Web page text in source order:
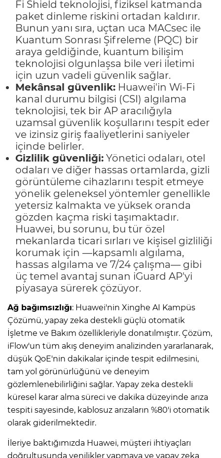
Fi Shield teknolojisi, fiziksel katmanda
paket dinleme riskini ortadan kaldırır.
Bunun yanı sıra, uçtan uca MACsec ile
Kuantum Sonrası Şifreleme (PQC) bir
araya geldiğinde, kuantum bilişim
teknolojisi olgunlaşsa bile veri iletimi
için uzun vadeli güvenlik sağlar.
Mekânsal güvenlik: Huawei'in Wi-Fi
kanal durumu bilgisi (CSI) algılama
teknolojisi, tek bir AP aracılığıyla
uzamsal güvenlik koşullarını tespit eder
ve izinsiz giriş faaliyetlerini saniyeler
içinde belirler.
Gizlilik güvenliği: Yönetici odaları, otel
odaları ve diğer hassas ortamlarda, gizli
görüntüleme cihazlarını tespit etmeye
yönelik geleneksel yöntemler genellikle
yetersiz kalmakta ve yüksek oranda
gözden kaçma riski taşımaktadır.
Huawei, bu sorunu, bu tür özel
mekanlarda ticari sırları ve kişisel gizliliği
korumak için —kapsamlı algılama,
hassas algılama ve 7/24 çalışma— gibi
üç temel avantaj sunan iGuard AP'yi
piyasaya sürerek çözüyor.
Ağ bağımsızlığı: Huawei'nin Xinghe AI Kampüs
Çözümü, yapay zeka destekli güçlü otomatik
İşletme ve Bakım özellikleriyle donatılmıştır. Çözüm,
iFlow'un tüm akış deneyim analizinden yararlanarak,
düşük QoE'nin dakikalar içinde tespit edilmesini,
tam yol görünürlüğünü ve deneyim
gözlemlenebilirliğini sağlar. Yapay zeka destekli
küresel karar alma süreci ve dakika düzeyinde arıza
tespiti sayesinde, kablosuz arızaların %80'i otomatik
olarak giderilmektedir.
İleriye baktığımızda Huawei, müşteri ihtiyaçları
doğrultusunda yenilikler yapmaya ve yapay zeka